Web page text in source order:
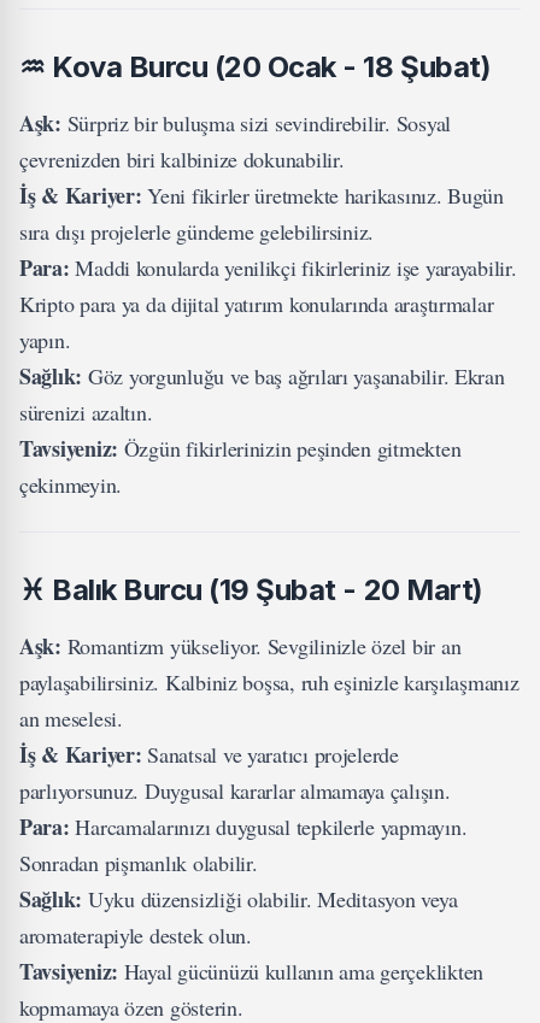
♒ Kova Burcu (20 Ocak - 18 Şubat)
Aşk: Sürpriz bir buluşma sizi sevindirebilir. Sosyal
çevrenizden biri kalbinize dokunabilir.
İş & Kariyer: Yeni fikirler üretmekte harikasınız. Bugün
sıra dışı projelerle gündeme gelebilirsiniz.
Para: Maddi konularda yenilikçi fikirleriniz işe yarayabilir.
Kripto para ya da dijital yatırım konularında araştırmalar
yapın.
Sağlık: Göz yorgunluğu ve baş ağrıları yaşanabilir. Ekran
sürenizi azaltın.
Tavsiyeniz: Özgün fikirlerinizin peşinden gitmekten
çekinmeyin.
♓ Balık Burcu (19 Şubat - 20 Mart)
Aşk: Romantizm yükseliyor. Sevgilinizle özel bir an
paylaşabilirsiniz. Kalbiniz boşsa, ruh eşinizle karşılaşmanız
an meselesi.
İş & Kariyer: Sanatsal ve yaratıcı projelerde
parlıyorsunuz. Duygusal kararlar almamaya çalışın.
Para: Harcamalarınızı duygusal tepkilerle yapmayın.
Sonradan pişmanlık olabilir.
Sağlık: Uyku düzensizliği olabilir. Meditasyon veya
aromaterapiyle destek olun.
Tavsiyeniz: Hayal gücünüzü kullanın ama gerçeklikten
kopmamaya özen gösterin.